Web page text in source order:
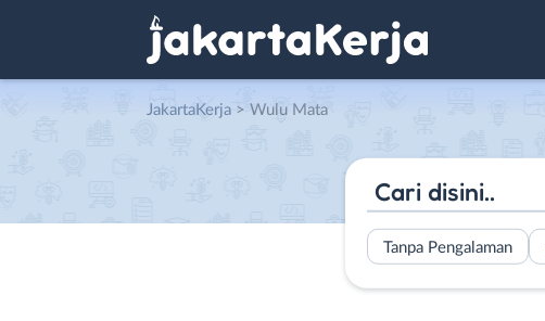
JakartaKerja > Wulu Mata
Tanpa Pengalaman